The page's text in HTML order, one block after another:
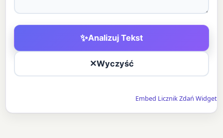
✨Analizuj Tekst
✕Wyczyść
Embed Licznik Zdań Widget